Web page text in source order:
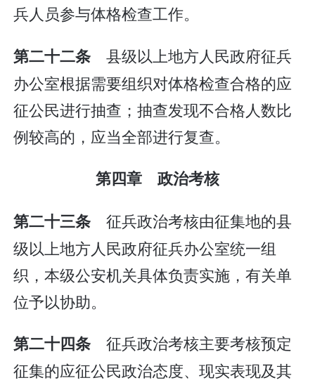
兵人员参与体格检查工作。
第二十二条 县级以上地方人民政府征兵
办公室根据需要组织对体格检查合格的应
征公民进行抽查；抽查发现不合格人数比
例较高的，应当全部进行复查。
第四章 政治考核
第二十三条 征兵政治考核由征集地的县
级以上地方人民政府征兵办公室统一组
织，本级公安机关具体负责实施，有关单
位予以协助。
第二十四条 征兵政治考核主要考核预定
征集的应征公民政治态度、现实表现及其